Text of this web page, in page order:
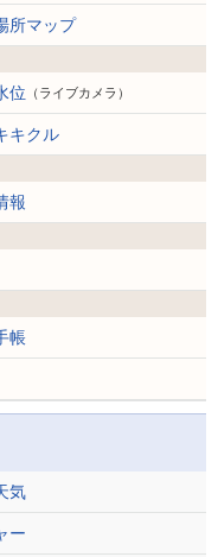
所マップ
位 （ライブカメラ）
キクル
報
帳
気
ー